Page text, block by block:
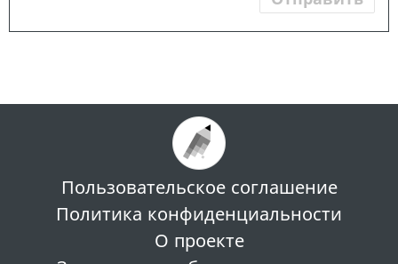
Пользовательское соглашение
Политика конфиденциальности
О проекте